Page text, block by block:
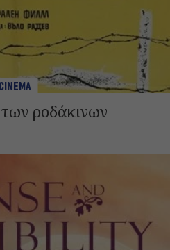
CINEMA
ροδάκινων